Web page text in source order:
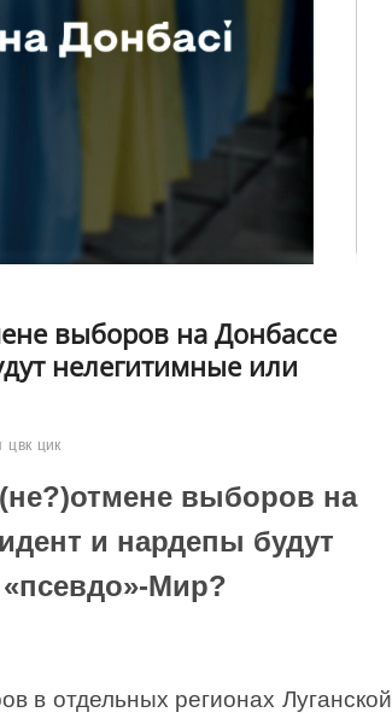
выборов на Донбассе
нелегитимные или
цвк цик
выборов на
и нардепы будут
Мир?
в отдельных регионах Луганской